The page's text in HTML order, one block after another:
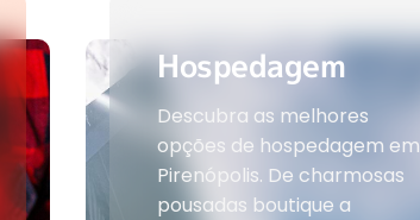
Hospedagem
Descubra as melhores
opções de hospedagem em
Pirenópolis. De charmosas
pousadas boutique a